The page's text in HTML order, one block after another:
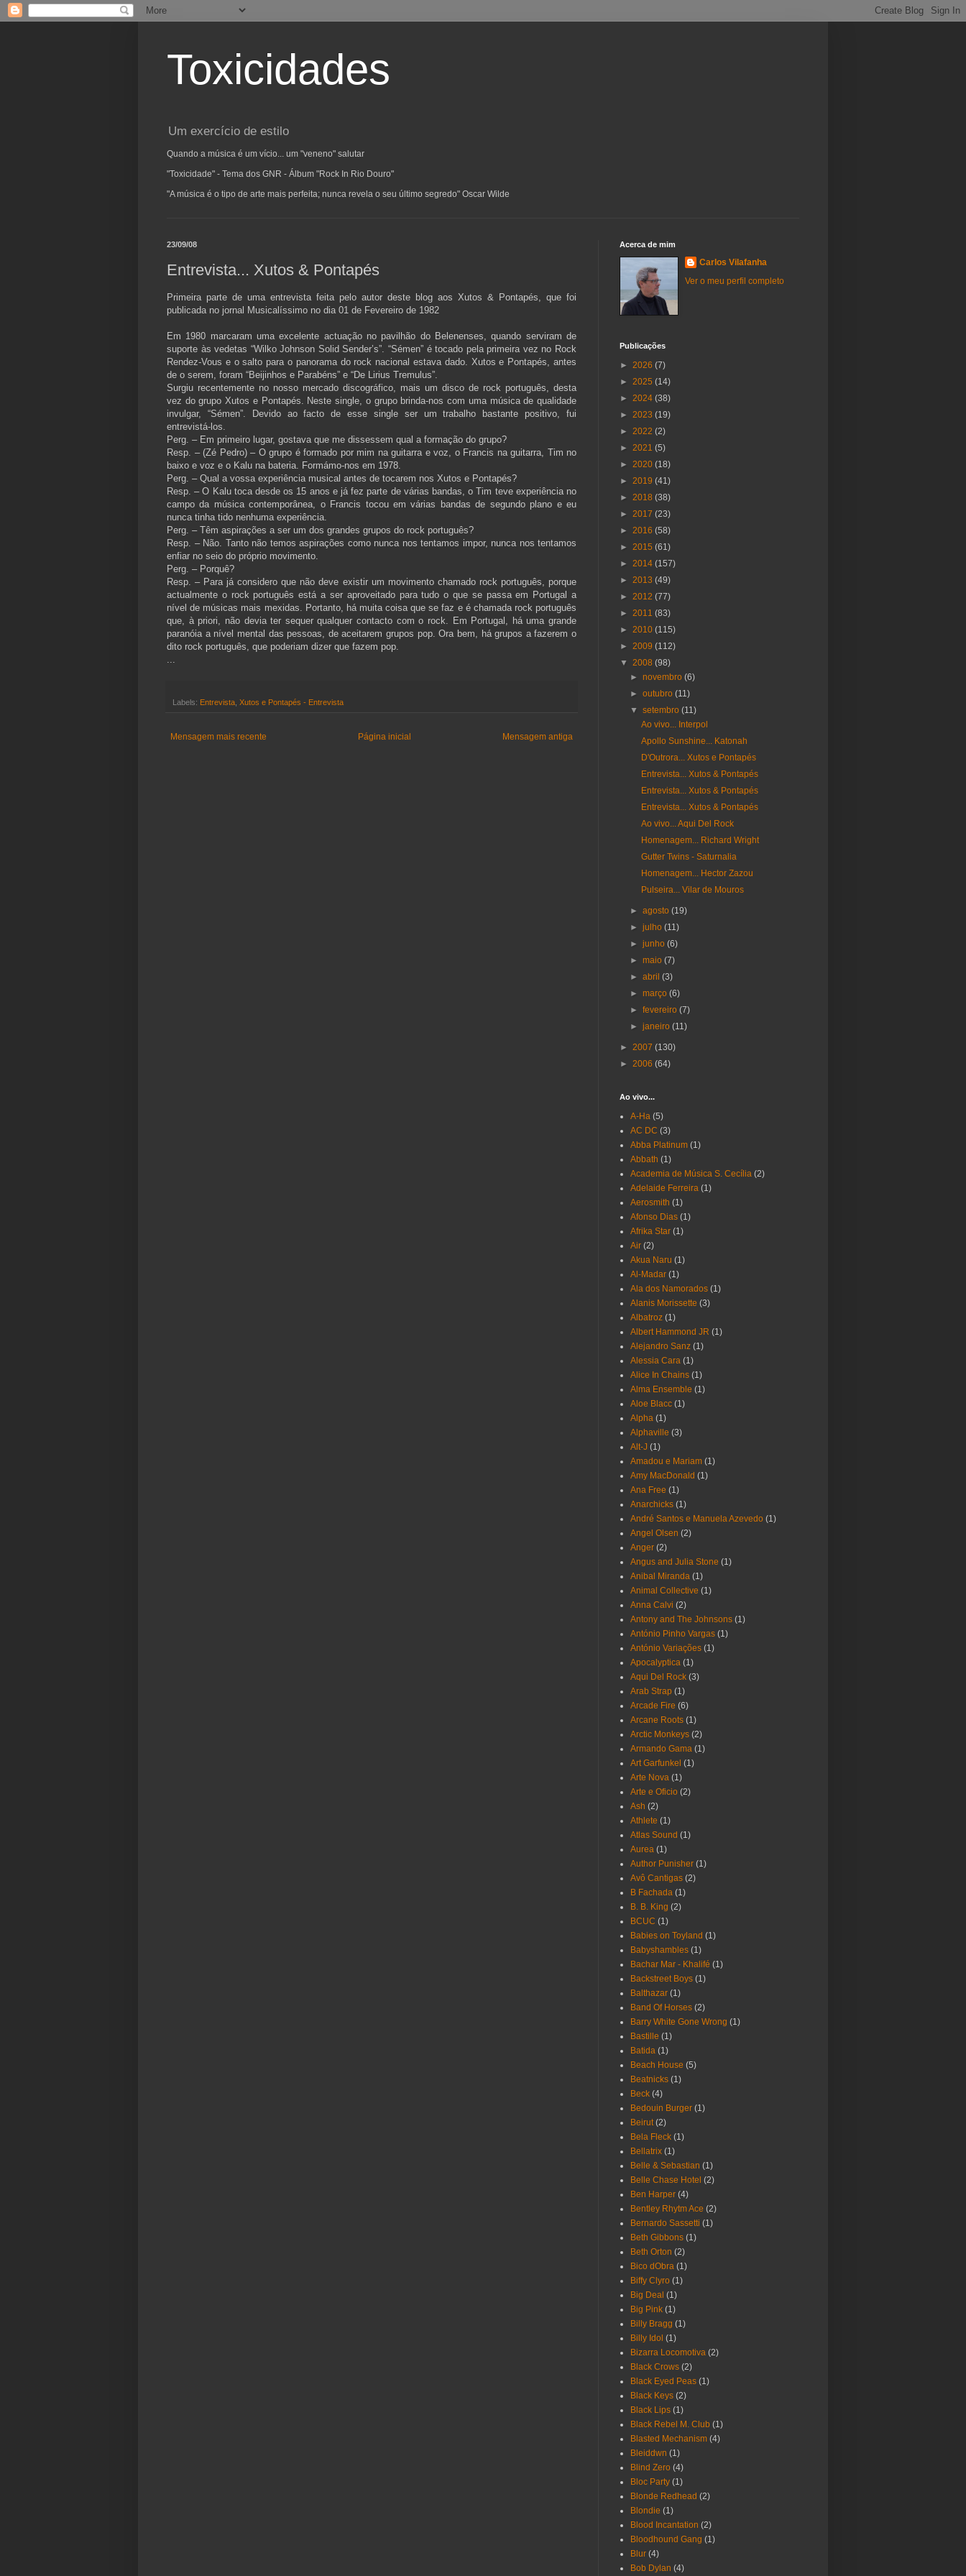
Toxicidades
Um exercício de estilo
Quando a música é um vício... um "veneno" salutar
"Toxicidade" - Tema dos GNR - Álbum "Rock In Rio Douro"
"A música é o tipo de arte mais perfeita; nunca revela o seu último segredo" Oscar Wilde
23/09/08
Entrevista... Xutos & Pontapés
Primeira parte de uma entrevista feita pelo autor deste blog aos Xutos & Pontapés, que foi
publicada no jornal Musicalíssimo no dia 01 de Fevereiro de 1982
Em 1980 marcaram uma excelente actuação no pavilhão do Belenenses, quando serviram de
suporte às vedetas “Wilko Johnson Solid Sender’s”. “Sémen” é tocado pela primeira vez no Rock
Rendez-Vous e o salto para o panorama do rock nacional estava dado. Xutos e Pontapés, antes
de o serem, foram “Beijinhos e Parabéns” e “De Lirius Tremulus”.
Surgiu recentemente no nosso mercado discográfico, mais um disco de rock português, desta
vez do grupo Xutos e Pontapés. Neste single, o grupo brinda-nos com uma música de qualidade
invulgar, “Sémen”. Devido ao facto de esse single ser um trabalho bastante positivo, fui
entrevistá-los.
Perg. – Em primeiro lugar, gostava que me dissessem qual a formação do grupo?
Resp. – (Zé Pedro) – O grupo é formado por mim na guitarra e voz, o Francis na guitarra, Tim no
baixo e voz e o Kalu na bateria. Formámo-nos em 1978.
Perg. – Qual a vossa experiência musical antes de tocarem nos Xutos e Pontapés?
Resp. – O Kalu toca desde os 15 anos e já fez parte de várias bandas, o Tim teve experiência no
campo da música contemporânea, o Francis tocou em várias bandas de segundo plano e eu
nunca tinha tido nenhuma experiência.
Perg. – Têm aspirações a ser um dos grandes grupos do rock português?
Resp. – Não. Tanto não temos aspirações como nunca nos tentamos impor, nunca nos tentamos
enfiar no seio do próprio movimento.
Perg. – Porquê?
Resp. – Para já considero que não deve existir um movimento chamado rock português, porque
actualmente o rock português está a ser aproveitado para tudo o que se passa em Portugal a
nível de músicas mais mexidas. Portanto, há muita coisa que se faz e é chamada rock português
que, à priori, não devia ter sequer qualquer contacto com o rock. Em Portugal, há uma grande
paranóia a nível mental das pessoas, de aceitarem grupos pop. Ora bem, há grupos a fazerem o
dito rock português, que poderiam dizer que fazem pop.
...
Labels: Entrevista Xutos e Pontapés - Entrevista
Mensagem mais recente Mensagem antiga
Página inicial
Acerca de mim
Carlos Vilafanha
Ver o meu perfil completo
Publicações
► 2026 (7)
► 2025 (14)
► 2024 (38)
► 2023 (19)
► 2022 (2)
► 2021 (5)
► 2020 (18)
► 2019 (41)
► 2018 (38)
► 2017 (23)
► 2016 (58)
► 2015 (61)
► 2014 (157)
► 2013 (49)
► 2012 (77)
► 2011 (83)
► 2010 (115)
► 2009 (112)
▼ 2008 (98)
►novembro(6)
►outubro(11)
▼setembro(11)
Ao vivo... Interpol
Apollo Sunshine... Katonah
D'Outrora... Xutos e Pontapés
Entrevista... Xutos & Pontapés
Entrevista... Xutos & Pontapés
Entrevista... Xutos & Pontapés
Ao vivo... Aqui Del Rock
Homenagem... Richard Wright
Gutter Twins - Saturnalia
Homenagem... Hector Zazou
Pulseira... Vilar de Mouros
►agosto(19)
►julho(11)
►junho(6)
►maio(7)
►abril(3)
►março(6)
►fevereiro(7)
►janeiro(11)
► 2007 (130)
► 2006 (64)
Ao vivo...
A-Ha (5)
AC DC (3)
Abba Platinum (1)
Abbath (1)
Academia de Música S. Cecília (2)
Adelaide Ferreira (1)
Aerosmith (1)
Afonso Dias (1)
Afrika Star (1)
Air (2)
Akua Naru (1)
Al-Madar (1)
Ala dos Namorados (1)
Alanis Morissette (3)
Albatroz (1)
Albert Hammond JR (1)
Alejandro Sanz (1)
Alessia Cara (1)
Alice In Chains (1)
Alma Ensemble (1)
Aloe Blacc (1)
Alpha (1)
Alphaville (3)
Alt-J (1)
Amadou e Mariam (1)
Amy MacDonald (1)
Ana Free (1)
Anarchicks (1)
André Santos e Manuela Azevedo (1)
Angel Olsen (2)
Anger (2)
Angus and Julia Stone (1)
Anibal Miranda (1)
Animal Collective (1)
Anna Calvi (2)
Antony and The Johnsons (1)
António Pinho Vargas (1)
António Variações (1)
Apocalyptica (1)
Aqui Del Rock (3)
Arab Strap (1)
Arcade Fire (6)
Arcane Roots (1)
Arctic Monkeys (2)
Armando Gama (1)
Art Garfunkel (1)
Arte Nova (1)
Arte e Oficio (2)
Ash (2)
Athlete (1)
Atlas Sound (1)
Aurea (1)
Author Punisher (1)
Avô Cantigas (2)
B Fachada (1)
B. B. King (2)
BCUC (1)
Babies on Toyland (1)
Babyshambles (1)
Bachar Mar - Khalifé (1)
Backstreet Boys (1)
Balthazar (1)
Band Of Horses (2)
Barry White Gone Wrong (1)
Bastille (1)
Batida (1)
Beach House (5)
Beatnicks (1)
Beck (4)
Bedouin Burger (1)
Beirut (2)
Bela Fleck (1)
Bellatrix (1)
Belle & Sebastian (1)
Belle Chase Hotel (2)
Ben Harper (4)
Bentley Rhytm Ace (2)
Bernardo Sassetti (1)
Beth Gibbons (1)
Beth Orton (2)
Bico dObra (1)
Biffy Clyro (1)
Big Deal (1)
Big Pink (1)
Billy Bragg (1)
Billy Idol (1)
Bizarra Locomotiva (2)
Black Crows (2)
Black Eyed Peas (1)
Black Keys (2)
Black Lips (1)
Black Rebel M. Club (1)
Blasted Mechanism (4)
Bleiddwn (1)
Blind Zero (4)
Bloc Party (1)
Blonde Redhead (2)
Blondie (1)
Blood Incantation (2)
Bloodhound Gang (1)
Blur (4)
Bob Dylan (4)